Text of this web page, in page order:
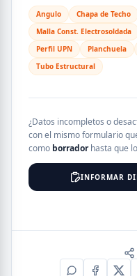
Angulo Chapa de Techo
Malla Const. Electrosoldada
Perfil UPN
Planchuela
Tubo Estructural
¿Datos incompletos o
con el mismo formulario
como borradorhasta que
INFORMAR